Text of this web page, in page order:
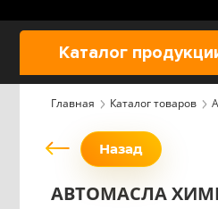
Каталог
Главная Каталог товаров
Назад
АВТОМАСЛА